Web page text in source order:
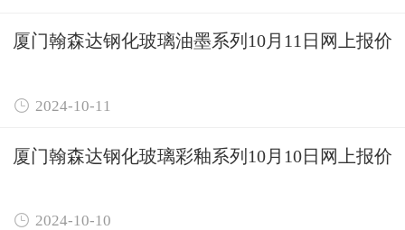
厦门翰森达钢化玻璃油墨系列10月11日网上报价
 2024-10-11
厦门翰森达钢化玻璃彩釉系列10月10日网上报价
 2024-10-10